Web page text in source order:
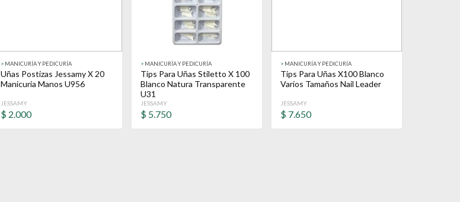
> MANICURÍA Y PEDICURÍA
Uñas Postizas Jessamy X 20
Manicuria Manos U956
JESSAMY
$ 2.000
> MANICURÍA Y PEDICURÍA
Tips Para Uñas Stiletto X 100
Blanco Natura Transparente
U31
JESSAMY
$ 5.750
> MANICURÍA Y PEDICURÍA
Tips Para Uñas X100 Blanco
Varios Tamaños Nail Leader
JESSAMY
$ 7.650